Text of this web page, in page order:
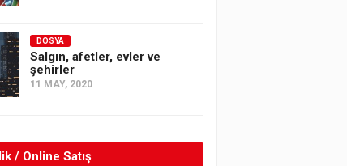
DOSYA
Salgın, afetler, evler ve
şehirler
11 MAY, 2020
/ Online Satış